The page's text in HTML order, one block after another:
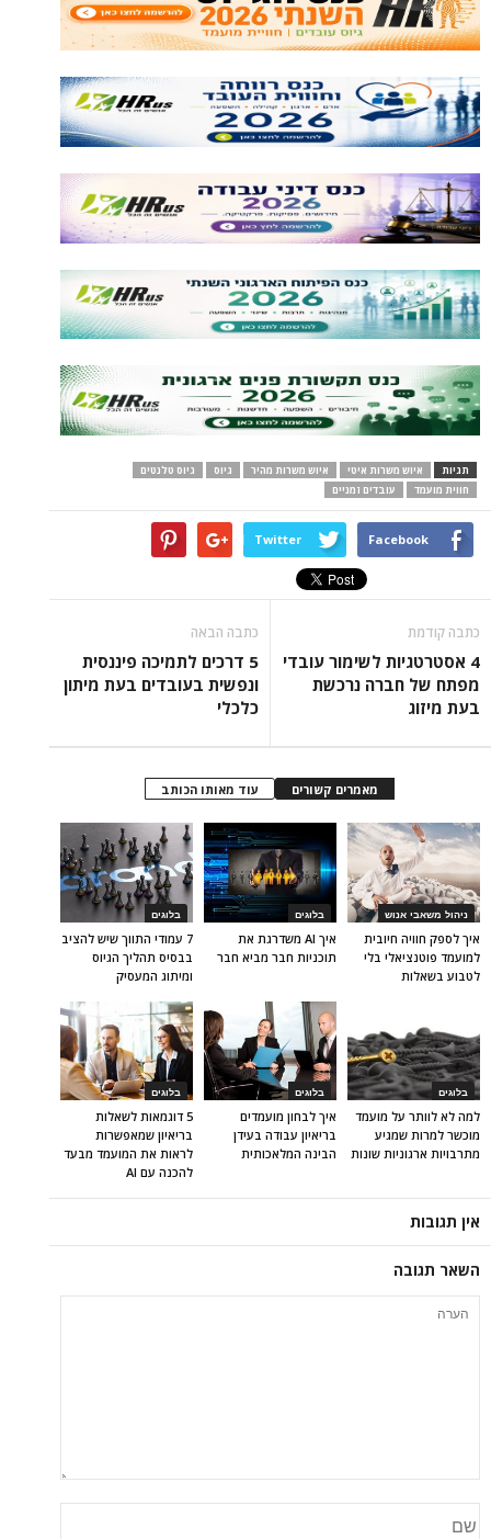
תגיות איוש משרות איטי איוש משרות מהיר גיוס
גיוס טלנטים
חווית מועמד
עובדים זמניים
Facebook
Twitter
כתבה קודמת
4 אסטרטגיות לשימור עובדי
מפתח של חברה נרכשת
בעת מיזוג
כתבה הבאה
5 דרכים לתמיכה פיננסית
ונפשית בעובדים בעת מיתון
כלכלי
מאמרים קשורים עוד מאותו הכותב
בלוגים
7 עמודי התווך שיש להציב
בבסיס תהליך הגיוס
ומיתוג המעסיק
בלוגים
איך AI משדרגת את
תוכניות חבר מביא חבר
ניהול משאבי אנוש
איך לספק חוויה חיובית
למועמד פוטנציאלי בלי
לטבוע בשאלות
בלוגים
5 דוגמאות לשאלות
בריאיון שמאפשרות
לראות את המועמד מבעד
להכנה עם AI
בלוגים
איך לבחון מועמדים
בריאיון עבודה בעידן
הבינה המלאכותית
בלוגים
למה לא לוותר על מועמד
מוכשר למרות שמגיע
מתרבויות ארגוניות שונות
אין תגובות
השאר תגובה